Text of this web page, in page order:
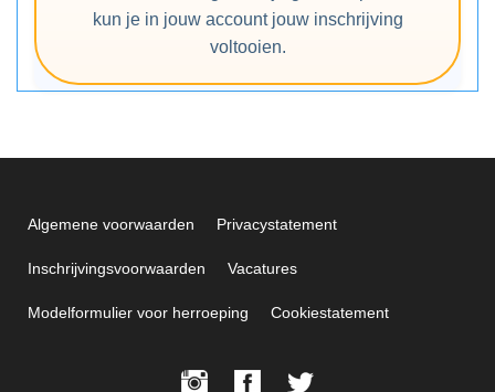
kun je in jouw account jouw inschrijving
voltooien.
Algemene voorwaarden Privacystatement
Inschrijvingsvoorwaarden Vacatures
Modelformulier voor herroeping Cookiestatement